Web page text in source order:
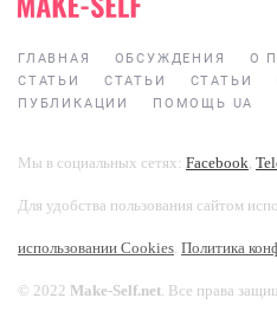
ГЛАВНАЯ ОБСУЖДЕНИЯ О
СТАТЬИ
СТАТЬИ СТАТЬИ
ПУБЛИКАЦИИ
ПОМОЩЬ UA
Мы в социальных сетях: Facebook,
Для удобства пользования сайтом
использовании Cookies. Политика
© 2022 Make-Self.net. Все права